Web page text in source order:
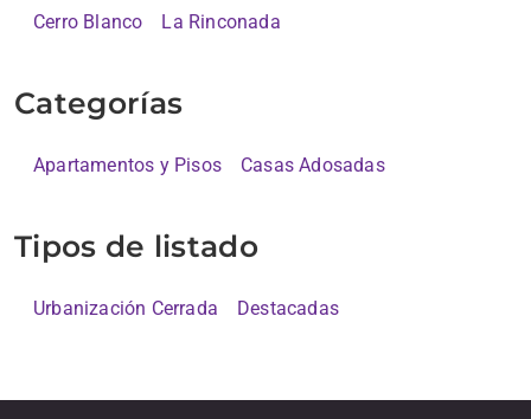
Cerro Blanco La Rinconada
Categorías
Apartamentos y Pisos Casas Adosadas
Tipos de listado
Urbanización Cerrada Destacadas